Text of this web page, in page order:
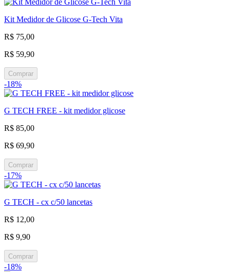
Kit Medidor de Glicose G-Tech Vita
R$ 75,00
R$ 59,90
Comprar
-18%
G TECH FREE - kit medidor glicose
R$ 85,00
R$ 69,90
Comprar
-17%
G TECH - cx c/50 lancetas
R$ 12,00
R$ 9,90
Comprar
-18%